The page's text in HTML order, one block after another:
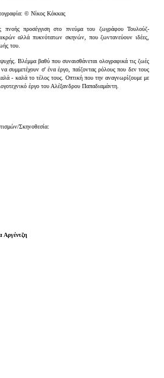
© Νίκος Κόκκας
πνοής προσέγγιση στο πνεύμα του ζωγράφου Τουλούζ-
αλλά πυκνότατων σκηνών, που ζωντανεύουν ιδέες,
του.
Βλέμμα βαθύ που συναισθάνεται ολογραφικά τις ζωές
συμμετέχουν σ' ένα έργο, παίζοντας ρόλους που δεν τους
- καλά το τέλος τους. Οπτική που την αναγνωρίζουμε με
έργο του Αλέξανδρου Παπαδιαμάντη.
Σκηνοθεσία:
Αργέντζη